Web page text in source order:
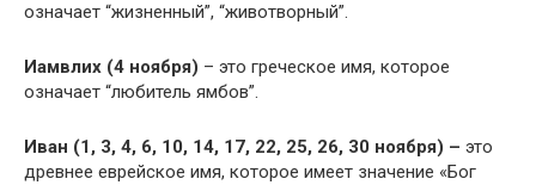
означает “жизненный”, “животворный”.
Иамвлих (4 ноября) – это греческое имя, которое
означает “любитель ямбов”.
Иван (1, 3, 4, 6, 10, 14, 17, 22, 25, 26, 30 ноября) – это
древнее еврейское имя, которое имеет значение «Бог